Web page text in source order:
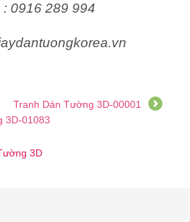
0916 289 994
Tranh Dán Tường 3D-00001
3D-01083
3D